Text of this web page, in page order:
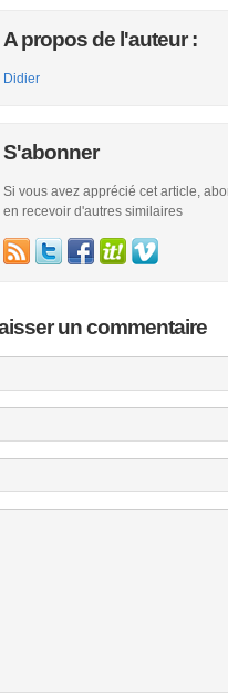
A propos de l'auteur :
Didier
S'abonner
Si vous avez apprécié cet article,
en recevoir d'autres similaires
un commentaire